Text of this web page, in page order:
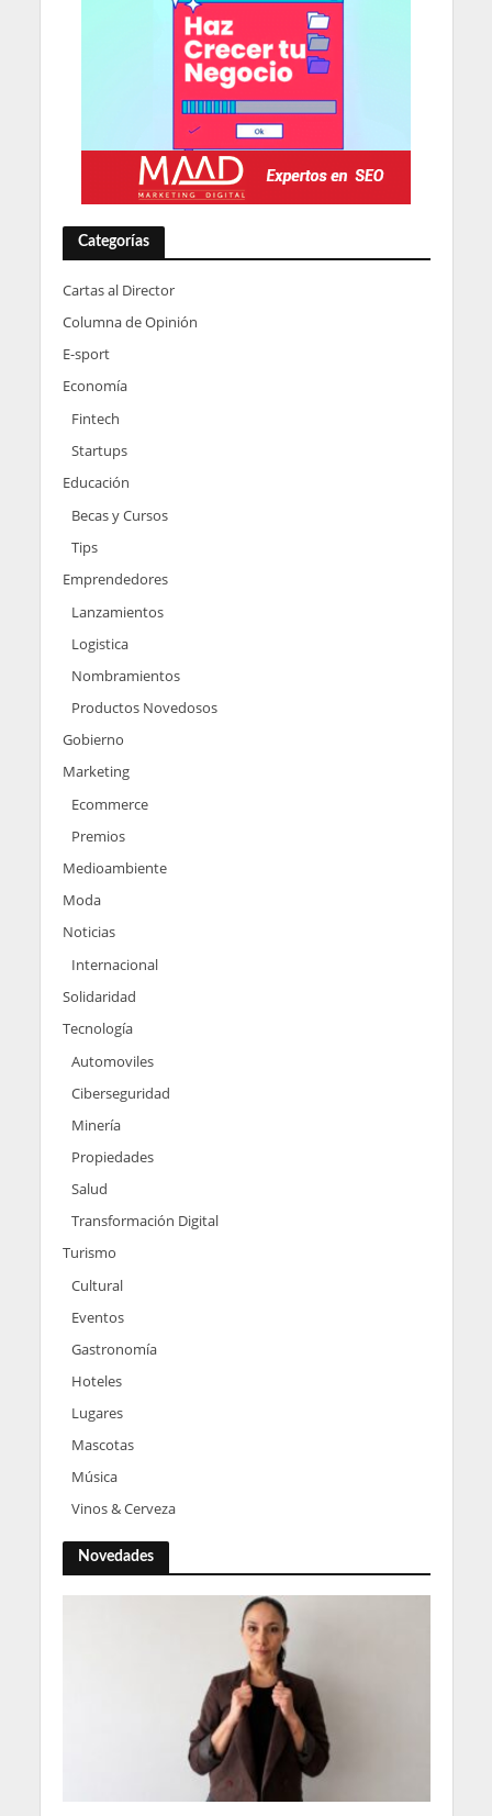
Categorías
Cartas al Director
Columna de Opinión
E-sport
Economía
Fintech
Startups
Educación
Becas y Cursos
Tips
Emprendedores
Lanzamientos
Logistica
Nombramientos
Productos Novedosos
Gobierno
Marketing
Ecommerce
Premios
Medioambiente
Moda
Noticias
Internacional
Solidaridad
Tecnología
Automoviles
Ciberseguridad
Minería
Propiedades
Salud
Transformación Digital
Turismo
Cultural
Eventos
Gastronomía
Hoteles
Lugares
Mascotas
Música
Vinos & Cerveza
Novedades